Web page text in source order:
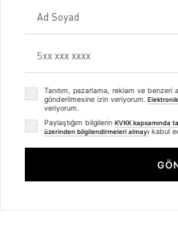
Whatsapp Müşteri Destek
Ön Bilgilendirme Formu
Kategoriler
Unisex
Kadın
BİZDEN HABERLER
Tanıtım, pazarlama, reklam ve benzeri
gönderilmesine izin veriyorum.
veriyorum.
Paylaştığım bilgilerin KVKK kapsamında
üzerinden bilgilendirmeleri almayı kabul